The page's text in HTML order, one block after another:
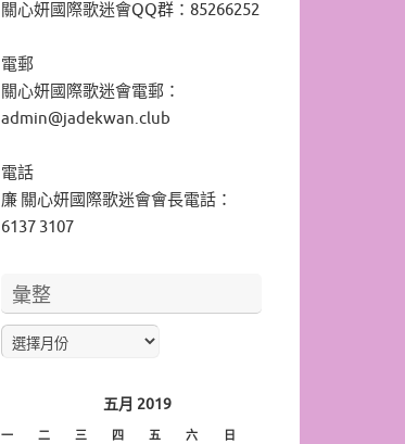
關心妍國際歌迷會QQ群：85266252
電郵
關心妍國際歌迷會電郵：
admin@jadekwan.club
電話
廉 關心妍國際歌迷會會長電話：
6137 3107
彙整
五月 2019
一 二 三 四 五 六 日